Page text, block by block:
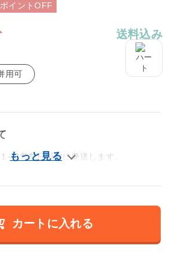
ポイントOFF
送料込み
用可
～3営業日以内に発送します。
カートに入れる